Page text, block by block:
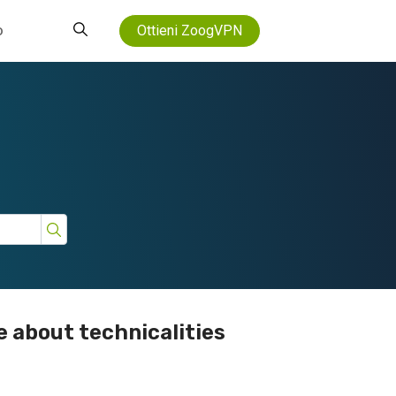
Ottieni ZoogVPN
about technicalities